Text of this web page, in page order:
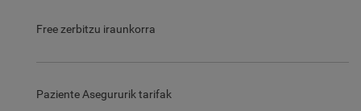
Free zerbitzu iraunkorra
Paziente Asegururik tarifak